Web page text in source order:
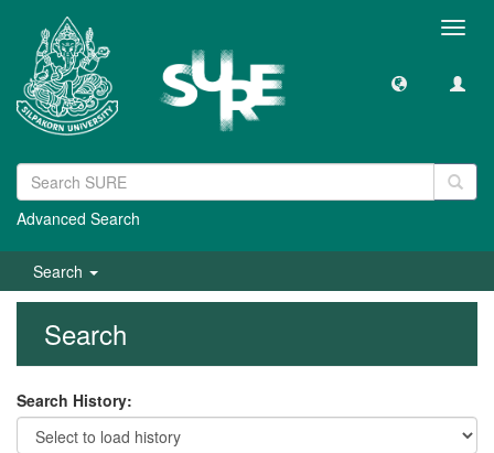
Advanced Search
Search
Search
Search History: